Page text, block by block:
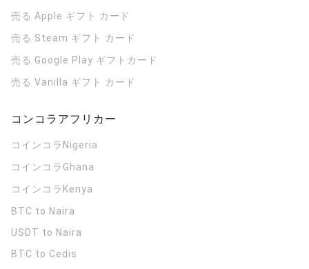
売る Apple ギフト カード
売る Steam ギフト カード
売る Google Play ギフトカード
売る Vanilla ギフト カード
コンコラアフリカー
コインコラ Nigeria
コインコラ Ghana
コインコラ Kenya
BTC to Naira
USDT to Naira
BTC to Cedis